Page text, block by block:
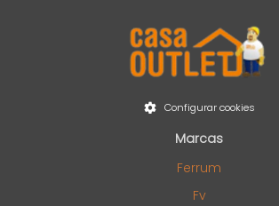
Configurar cookies
Marcas
Ferrum
Fv